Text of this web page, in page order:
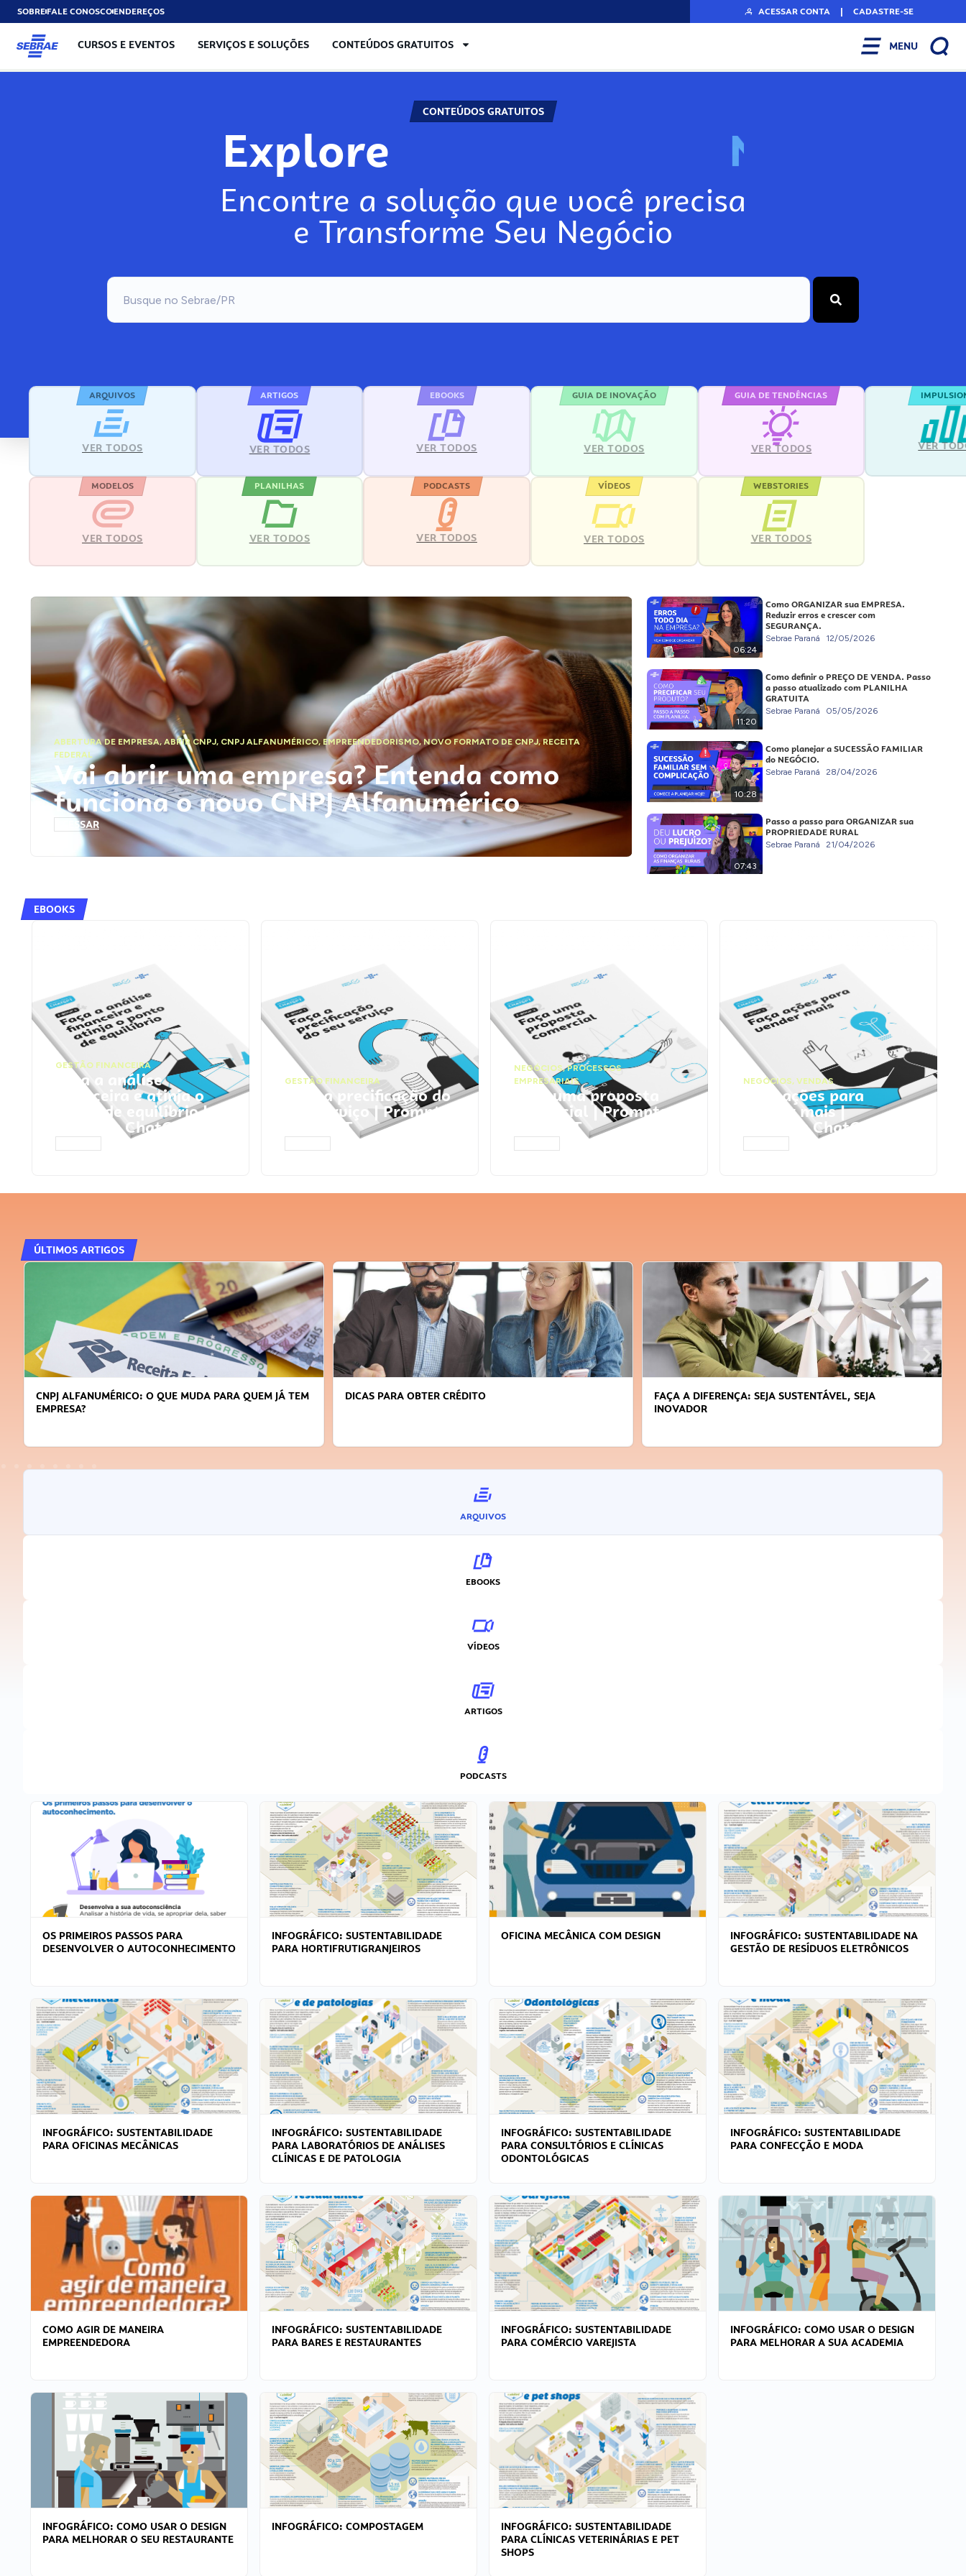
SOBREFALE CONOSCOENDEREÇOS ACESSAR CONTA | CADASTRE-SE
CURSOS E EVENTOS SERVIÇOS E SOLUÇÕES CONTEÚDOS GRATUITOS MENU
CONTEÚDOS GRATUITOS
Explore N
Encontre a solução que você precisa
e Transforme Seu Negócio
ARQUIVOS
VER TODOS
ARTIGOS
VER TODOS
EBOOKS
VER TODOS
GUIA DE INOVAÇÃO
VER TODOS
GUIA DE TENDÊNCIAS
VER TODOS VER
MODELOS
VER TODOS
PLANILHAS
VER TODOS
PODCASTS
VER TODOS
VÍDEOS
VER TODOS
WEBSTORIES
VER TODOS
ABERTURA DE EMPRESA,ABRIR CNPJ, CNPJ ALFANUMÉRICO, EMPREENDEDORISMO,NOVO FORMATO DE CNPJ,RECEITA
FEDERAL
Vai abrir uma empresa? Entenda como
funciona o novo CNPJ Alfanumérico
ACESSAR
06:24
Como ORGANIZAR sua EMPRESA.
Reduzir erros e crescer com
SEGURANÇA.
Sebrae Paraná 12/05/2026
11:20
Como definir o PREÇO DE VENDA. Passo
a passo atualizado com PLANILHA
GRATUITA
Sebrae Paraná 05/05/2026
10:28
Como planejar a SUCESSÃO FAMILIAR
do NEGÓCIO.
Sebrae Paraná 28/04/2026
07:43
Passo a passo para ORGANIZAR sua
PROPRIEDADE RURAL
Sebrae Paraná 21/04/2026
EBOOKS
GESTÃO FINANCEIRA
Faça a análise
financeira e atinja o
ponto de equilíbrio |
Prompts ChatGPT
GESTÃO FINANCEIRA
Faça a precificação do
seu serviço | Prompts
ChatGPT
NEGÓCIOS,PROCESSOS
EMPRESARIAIS
Faça uma proposta
comercial | Prompts
ChatGPT
NEGÓCIOS, VENDAS
Faça ações para
vender mais |
Prompts ChatGPT
ÚLTIMOS ARTIGOS
DICAS PARA OBTER CRÉDITO
FAÇA A DIFERENÇA: SEJA SUSTENTÁVEL, SEJA
APRENDA A GERENCIAR O SEU TEMPO
ARQUIVOS
EBOOKS
VÍDEOS
ARTIGOS
PODCASTS
OS PRIMEIROS PASSOS PARA
DESENVOLVER O AUTOCONHECIMENTO
INFOGRÁFICO: SUSTENTABILIDADE
PARA HORTIFRUTIGRANJEIROS
OFICINA MECÂNICA COM DESIGN
INFOGRÁFICO: SUSTENTABILIDADE NA
GESTÃO DE RESÍDUOS ELETRÔNICOS
INFOGRÁFICO: SUSTENTABILIDADE
PARA OFICINAS MECÂNICAS
INFOGRÁFICO: SUSTENTABILIDADE
PARA LABORATÓRIOS DE ANÁLISES
CLÍNICAS E DE PATOLOGIA
INFOGRÁFICO: SUSTENTABILIDADE
PARA CONSULTÓRIOS E CLÍNICAS
ODONTOLÓGICAS
INFOGRÁFICO: SUSTENTABILIDADE
PARA CONFECÇÃO E MODA
COMO AGIR DE MANEIRA
EMPREENDEDORA
INFOGRÁFICO: SUSTENTABILIDADE
PARA BARES E RESTAURANTES
INFOGRÁFICO: SUSTENTABILIDADE
PARA COMÉRCIO VAREJISTA
INFOGRÁFICO: COMO USAR O DESIGN
PARA MELHORAR A SUA ACADEMIA
INFOGRÁFICO: COMO USAR O DESIGN
PARA MELHORAR O SEU RESTAURANTE
INFOGRÁFICO: COMPOSTAGEM
INFOGRÁFICO: SUSTENTABILIDADE
PARA CLÍNICAS VETERINÁRIAS E PET
SHOPS